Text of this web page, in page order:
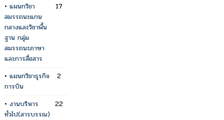
• แผนกวิชา
สมรรถนะแกน
กลางและวิชาพื้น
ฐาน กลุ่ม
สมรรถนะภาษา
และการสื่อสาร
17
• แผนกวิชาธุรกิจ
การบิน
2
• งานบริหาร
ทั่วไป(สารบรรณ)
22